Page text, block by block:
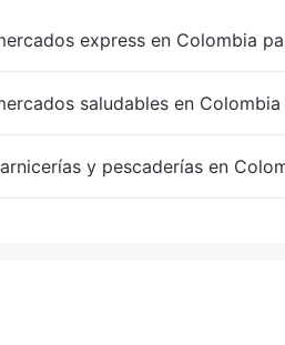
express en Colombia
saludables en
y pescaderías en